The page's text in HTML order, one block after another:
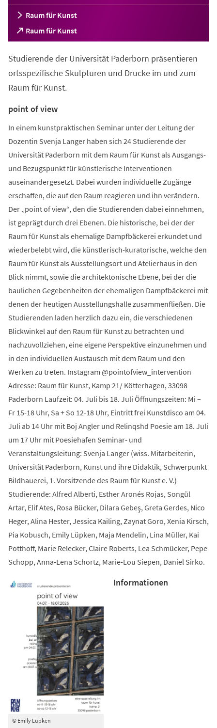
Raum für Kunst
Raum für Kunst
(Öffnet
in
neuen
Tab)
Studierende der Universität Paderborn präsentieren
ortsspezifische Skulpturen und Drucke im und zum
Raum für Kunst.
point of view
In einem kunstpraktischen Seminar unter der Leitung der
Dozentin Svenja Langer haben sich 24 Studierende der
Universität Paderborn mit dem Raum für Kunst als Ausgangs-
und Bezugspunkt für künstlerische Interventionen
auseinandergesetzt. Dabei wurden individuelle Zugänge
erschaffen, die auf den Raum reagieren und ihn verändern.
Der „point of view“, den die Studierenden dabei einnehmen,
ist geprägt durch drei Ebenen. Die historische, bei der der
Raum für Kunst als ehemalige Dampfbäckerei erkundet und
wiederbelebt wird, die künstlerisch-kuratorische, welche den
Raum für Kunst als Ausstellungsort und Atelierhaus in den
Blick nimmt, sowie die architektonische Ebene, bei der die
baulichen Gegebenheiten der ehemaligen Dampfbäckerei mit
denen der heutigen Ausstellungshalle zusammenfließen. Die
Studierenden laden herzlich dazu ein, die verschiedenen
Blickwinkel auf den Raum für Kunst zu betrachten und
nachzuvollziehen, eine eigene Perspektive einzunehmen und
in den individuellen Austausch mit dem Raum und den
Werken zu treten. Instagram @pointofview_intervention
Adresse: Raum für Kunst, Kamp 21/ Kötterhagen, 33098
Paderborn Laufzeit: 04. Juli bis 18. Juli Öffnungszeiten: Mi –
Fr 15-18 Uhr, Sa + So 12-18 Uhr, Eintritt frei Kunstdisco am 04.
Juli ab 14 Uhr mit Boj Angler und Relinqshd Poesie am 18. Juli
um 17 Uhr mit Poesiehafen Seminar- und
Veranstaltungsleitung: Svenja Langer (wiss. Mitarbeiterin,
Universität Paderborn, Kunst und ihre Didaktik, Schwerpunkt
Bildhauerei, 1. Vorsitzende des Raum für Kunst e. V.)
Studierende: Alfred Alberti, Esther Aronés Rojas, Songül
Artar, Elif Ates, Rosa Bücker, Dilara Gebeş, Greta Gerdes, Nico
Heger, Alina Hester, Jessica Kailing, Zaynat Goro, Xenia Kirsch,
Pia Kobusch, Emily Lüpken, Maja Mendelin, Lina Müller, Kai
Potthoff, Marie Relecker, Claire Roberts, Lea Schmücker, Pepe
Schopp, Anna-Lena Schortz, Marie-Lou Siepen, Daniel Sirko.
© Emily Lüpken
Informationen